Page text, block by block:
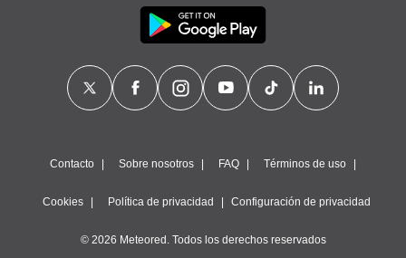
Contacto Sobre nosotros FAQ Términos de uso
Cookies Política de privacidad Configuración de privacidad
© 2026 Meteored. Todos los derechos reservados